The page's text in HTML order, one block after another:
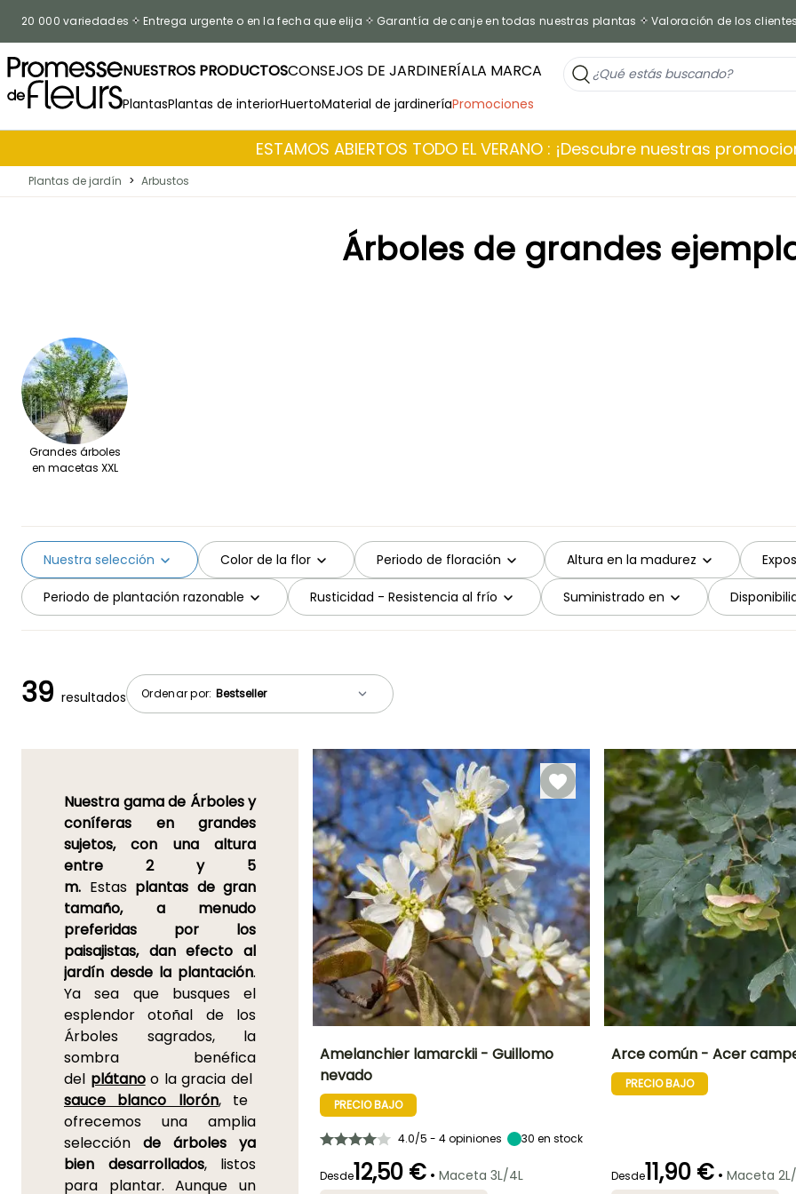
20 000 variedades Entrega urgente o en la fecha que elija Garantía de canje en todas nuestras plantas Valoración de los
NUESTROS PRODUCTOSCONSEJOS DE JARDINERÍALA MARCA
PlantasPlantas de interiorHuertoMaterial de jardineríaPromociones
ESTAMOS ABIERTOS TODO EL VERANO : ¡Descubre nuestras
Plantas de jardín > Arbustos
Árboles de grandes
Grandes árboles
en macetas XXL
Color de la flor Periodo de floración Altura en la madurez
Periodo de plantación razonable Rusticidad - Resistencia al frío Suministrado en
Nuestra selección
Ordenar por:
39 resultados
Nuestra gama de Árboles y
coníferas en grandes
sujetos, con una altura
entre 2 y 5
m. Estas plantas de gran
tamaño, a menudo
preferidas por los
paisajistas, dan efecto al
jardín desde la plantación.
Ya sea que busques el
esplendor otoñal de los
Árboles sagrados, la
sombra benéfica
del plátanoo la gracia del
sauce blanco llorón, te
ofrecemos una amplia
selección de árboles ya
bien desarrollados, listos
para plantar. Aunque un
madurez
7 m
Amelanchier lamarckii - Guillomo
nevado
PRECIO BAJO
4.0/5 - 4 opiniones 30 en stock
Desde12,50 € • Maceta 3L/4L
Altura en la
madurez
Arce común - Acer
PRECIO BAJO
Desde11,90 € • Maceta